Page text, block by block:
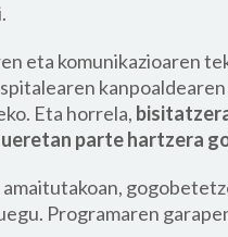
eta komunikazioaren
Eta horrela,
parte hartzera
amaitutakoan,
Programaren